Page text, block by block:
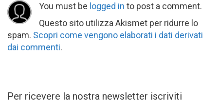
You must be logged in to post a comment.
Questo sito utilizza Akismet per ridurre lo
spam. Scopri come vengono elaborati i dati derivati
dai commenti.
Per ricevere la nostra newsletter iscriviti